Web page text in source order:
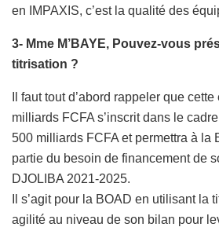
en IMPAXIS, c’est la qualité des
3- Mme M’BAYE, Pouvez-vous
titrisation ?
Il faut tout d’abord rappeler que
milliards FCFA s’inscrit dans le
500 milliards FCFA et permettra à la
partie du besoin de financement de
DJOLIBA 2021-2025.
Il s’agit pour la BOAD en utilisant la
agilité au niveau de son bilan pour